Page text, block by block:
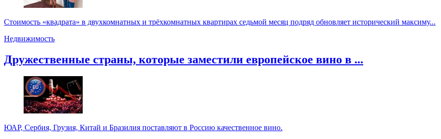
Стоимость «квадрата» в двухкомнатных и трёхкомнатных квартирах седьмой месяц подряд обновляет исторический максиму...
Недвижимость
Дружественные страны, которые заместили европейское вино в ...
ЮАР, Сербия, Грузия, Китай и Бразилия поставляют в Россию качественное вино.